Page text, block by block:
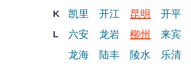
K 凯里 开江 昆明 开平
L 六安 龙岩 柳州 来宾
龙海
陆丰 陵水 乐清